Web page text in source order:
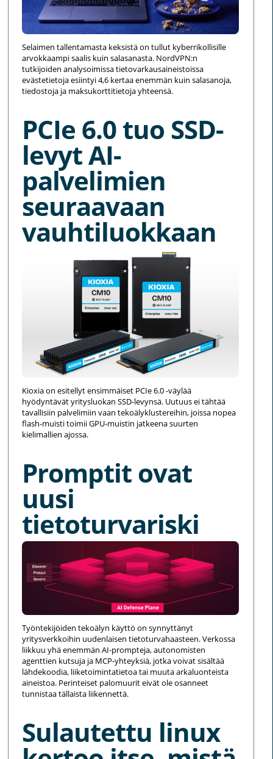
Selaimen tallentamasta keksistä on tullut kyberrikollisille
arvokkaampi saalis kuin salasanasta. NordVPN:n
tutkijoiden analysoimissa tietovarkausaineistoissa
evästetietoja esiintyi 4,6 kertaa enemmän kuin salasanoja,
tiedostoja ja maksukorttitietoja yhteensä.
PCIe 6.0 tuo SSD-
levyt AI-
palvelimien
seuraavaan
vauhtiluokkaan
Kioxia on esitellyt ensimmäiset PCIe 6.0 -väylää
hyödyntävät yritysluokan SSD-levynsä. Uutuus ei tähtää
tavallisiin palvelimiin vaan tekoälyklustereihin, joissa nopea
flash-muisti toimii GPU-muistin jatkeena suurten
kielimallien ajossa.
Promptit ovat
uusi
tietoturvariski
Työntekijöiden tekoälyn käyttö on synnyttänyt
yritysverkkoihin uudenlaisen tietoturvahaasteen. Verkossa
liikkuu yhä enemmän AI-prompteja, autonomisten
agenttien kutsuja ja MCP-yhteyksiä, jotka voivat sisältää
lähdekoodia, liiketoimintatietoa tai muuta arkaluonteista
aineistoa. Perinteiset palomuurit eivät ole osanneet
tunnistaa tällaista liikennettä.
Sulautettu linux